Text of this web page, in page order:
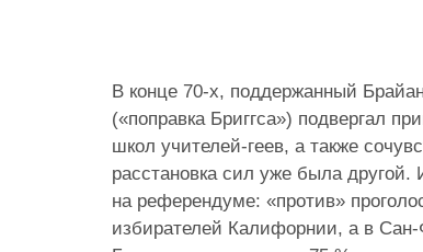
В конце 70-х, поддержанный
(«поправка Бриггса») подвергал
школ учителей-геев, а также
расстановка сил уже была
на референдуме: «против»
избирателей Калифорнии, а в Сан-